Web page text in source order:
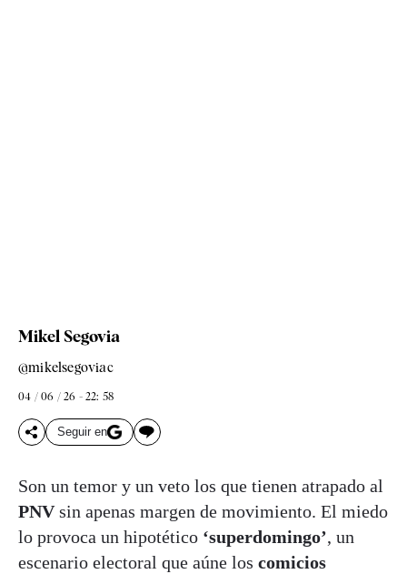
Mikel Segovia
@mikelsegoviac
04 / 06 / 26 - 22: 58
Seguir en
Son un temor y un veto los que tienen atrapado al
PNVsin apenas margen de movimiento. El miedo
lo provoca un hipotético ‘superdomingo’, un
escenario electoral que aúne los comicios